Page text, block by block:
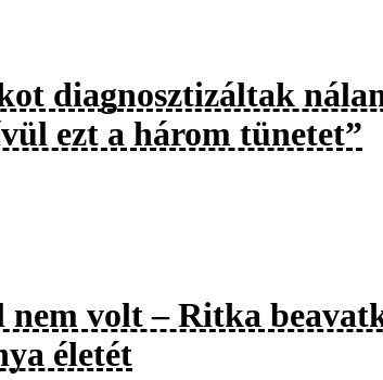
diagnosztizáltak
ezt a három tünetet”
volt – Ritka
életét